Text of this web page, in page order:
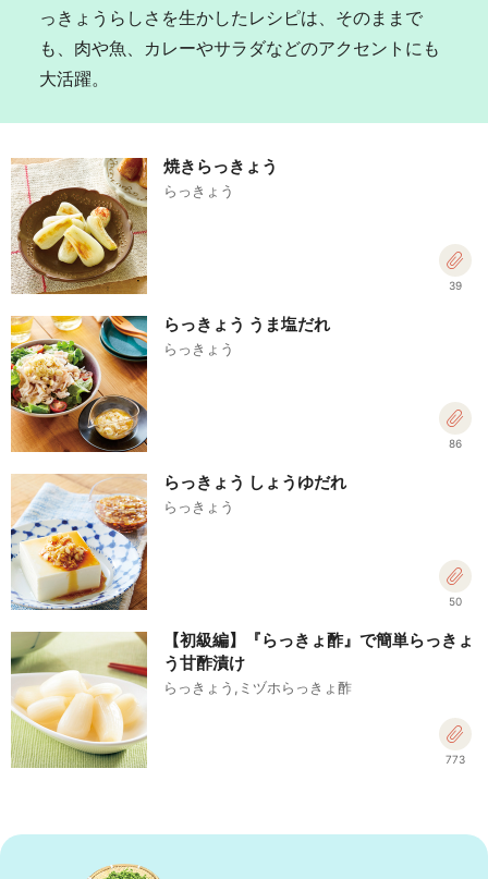
っきょうらしさを生かしたレシピは、そのままで
も、肉や魚、カレーやサラダなどのアクセントにも
大活躍。
焼きらっきょう
らっきょう
39
らっきょう うま塩だれ
らっきょう
86
らっきょう しょうゆだれ
らっきょう
50
【初級編】『らっきょ酢』で簡単らっきょ
う甘酢漬け
らっきょう,ミヅホらっきょ酢
773